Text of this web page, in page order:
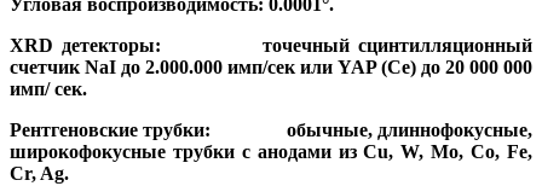
Угловая воспроизводимость: 0.0001°.
XRD детекторы: точечный сцинтилляционный
счетчик NaI до 2.000.000 имп/сек или YAP (Ce) до 20 000 000
имп/ сек.
Рентгеновские трубки: обычные, длиннофокусные,
широкофокусные трубки с анодами из Cu, W, Mo, Co, Fe,
Cr, Ag.